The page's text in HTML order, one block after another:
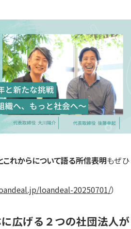
これからについて語る所信表明もぜひ
loandeal-20250701/）
広げる２つの社団法人が